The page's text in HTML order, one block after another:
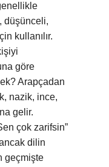
düşünceli,
kullanılır.
göre
Arapçadan
nazik, ince,
gelir.
çok zarifsin”
dilin
geçmişte